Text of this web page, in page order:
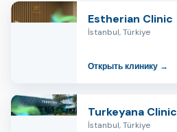
Estherian Clinic
İstanbul, Türkiye
Открыть клинику →
Turkeyana Clinic
İstanbul, Türkiye